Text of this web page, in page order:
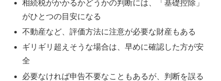
相続税がかかるかどうかの判断には、「基礎控除」
がひとつの目安になる
不動産など、評価方法に注意が必要な財産もある
ギリギリ超えそうな場合は、早めに確認した方が安
全
必要なければ申告不要なこともあるが、判断を誤る